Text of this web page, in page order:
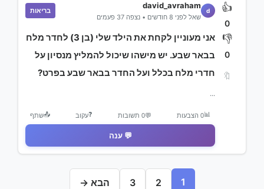
👍
0
👎
0
🔖
d
david_avraham
שאל לפני 8 חודשים • נצפה 37 פעמים
בריאות
אני מעוניין לקחת את הילד שלי (בן 3) לחדר מלח
בבאר שבע. יש מישהו שיכול להמליץ מנסיון על
חדרי מלח בכלל ועל החדר בבאר שבע בפרט?
...
📊0 הצבעות 💬0 תשובות ❓עקוב 📤שתף
💬 ענה
1
2
3 הבא →